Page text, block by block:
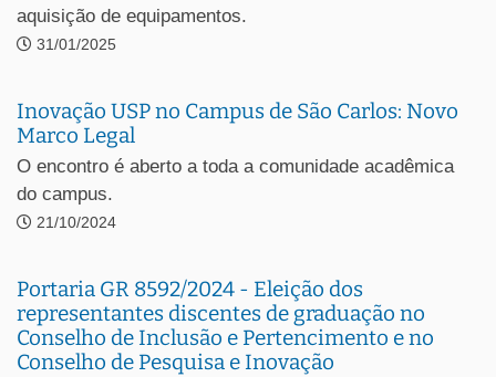
aquisição de equipamentos.
31/01/2025
Inovação USP no Campus de São Carlos: Novo
Marco Legal
O encontro é aberto a toda a comunidade acadêmica
do campus.
21/10/2024
Portaria GR 8592/2024 - Eleição dos
representantes discentes de graduação no
Conselho de Inclusão e Pertencimento e no
Conselho de Pesquisa e Inovação